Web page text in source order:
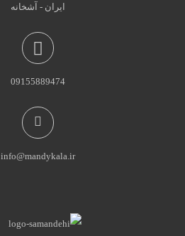
ایران - آشخانه
09155889474
info@mandykala.ir